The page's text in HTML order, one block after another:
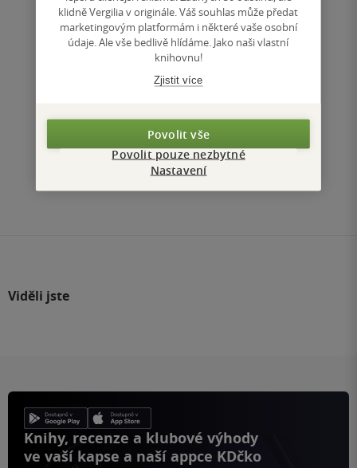
Uložit do seznamu
Nahoru
Zobrazeno 3 z 3
1
Přejít
na
/ 1
Viděli jste
Knihy, recenze a klubové výhody
ve vaší kapse a naší appce KDčko
klidně Vergilia v originále. Váš souhlas může předat
marketingovým platformám i některé vaše osobní
údaje. Ale vše bedlivě hlídáme. Jako naši vlastní
knihovnu!
Zjistit více
Povolit vše
Povolit pouze nezbytné
Nastavení